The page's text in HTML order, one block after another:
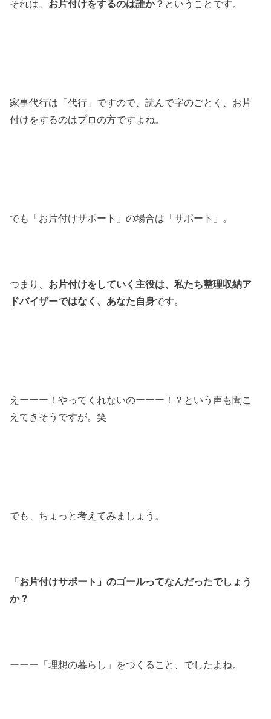
それは、 お片付けをするのは誰か？ ということです。
家事代行は「代行」ですので、読んで字のごとく、お片
付けをするのはプロの方ですよね。
でも「お片付けサポート」の場合は「サポート」。
つまり、 お片付けをしていく主役は、私たち整理収納ア
ドバイザーではなく、あなた自身です。
えーーー！やってくれないのーーー！？という声も聞こ
えてきそうですが。笑
でも、ちょっと考えてみましょう。
「お片付けサポート」のゴールってなんだったでしょう
か？
ーーー「理想の暮らし」をつくること、でしたよね。